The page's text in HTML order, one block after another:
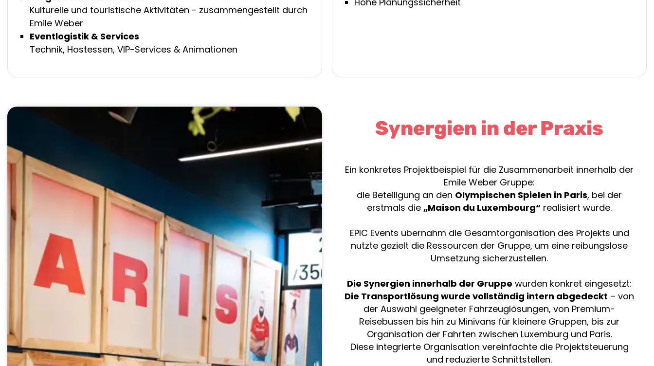
Kulturelle und touristische Aktivitäten - zusammengestellt durch
Emile Weber
Eventlogistik & Services
Technik, Hostessen, VIP-Services & Animationen
Synergien in der Praxis
Ein konkretes Projektbeispiel für die Zusammenarbeit innerhalb der
Emile Weber Gruppe:
die Beteiligung an den Olympischen Spielen in Paris, bei der
erstmals die „Maison du Luxembourg“ realisiert wurde.
EPIC Events übernahm die Gesamtorganisation des Projekts und
nutzte gezielt die Ressourcen der Gruppe, um eine reibungslose
Umsetzung sicherzustellen.
Die Synergien innerhalb der Gruppe wurden konkret eingesetzt:
Die Transportlösung wurde vollständig intern abgedeckt – von
der Auswahl geeigneter Fahrzeuglösungen, von Premium-
Reisebussen bis hin zu Minivans für kleinere Gruppen, bis zur
Organisation der Fahrten zwischen Luxemburg und Paris.
Diese integrierte Organisation vereinfachte die Projektsteuerung
und reduzierte Schnittstellen.